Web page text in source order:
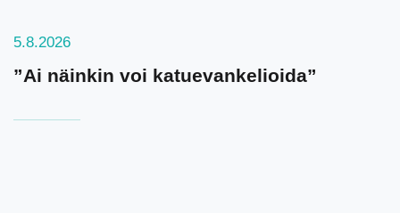
5.8.2026
”Ai näinkin voi katuevankelioida”